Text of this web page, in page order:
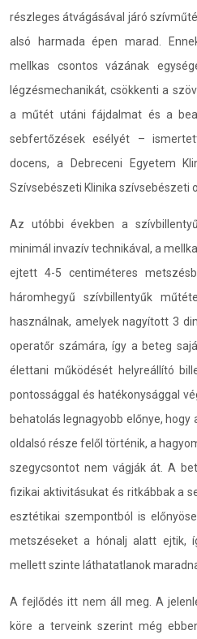
részleges átvágásával járó
alsó harmada épen marad.
mellkas csontos vázának
légzésmechanikát, csökkenti a
a műtét utáni fájdalmat és a
sebfertőzések esélyét –
docens, a Debreceni Egyetem
Szívsebészeti Klinika szívsebészeti
Az utóbbi években a
minimál invazív technikával, a
ejtett 4-5 centiméteres
háromhegyű szívbillentyűk
használnak, amelyek nagyított 3
operatőr számára, így a beteg
élettani működését helyreállító
pontossággal és hatékonysággal
behatolás legnagyobb előnye,
oldalsó része felől történik, a
szegycsontot nem vágják át. A
fizikai aktivitásukat és ritkábbak a
esztétikai szempontból is
metszéseket a hónalj alatt ejtik,
mellett szinte láthatatlanok
A fejlődés itt nem áll meg. A
köre a terveink szerint még